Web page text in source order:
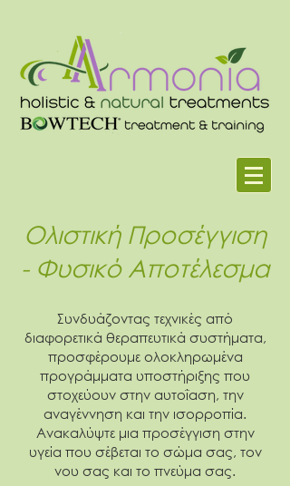
Ολιστική Προσέγγιση
- Φυσικό Αποτέλεσμα
Συνδυάζοντας τεχνικές από
διαφορετικά θεραπευτικά συστήματα,
προσφέρουμε ολοκληρωμένα
προγράμματα υποστήριξης που
στοχεύουν στην αυτοΐαση, την
αναγέννηση και την ισορροπία.
Ανακαλύψτε μια προσέγγιση στην
υγεία που σέβεται το σώμα σας, τον
νου σας και το πνεύμα σας.